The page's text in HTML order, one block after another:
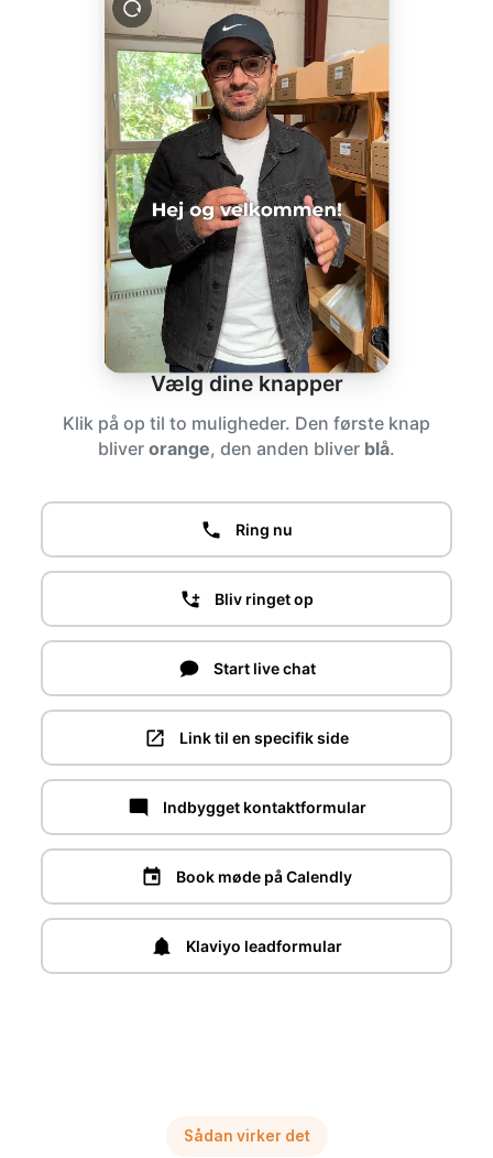
Navn
Email
Besked
Send besked
S
Hej, et øjeblik så skal jeg
være der!
10:28 PM
Vælg dine knapper
Klik på op til to muligheder. Den første knap
bliver orange, den anden bliver blå.
Ring nu
Bliv ringet op
Start live chat
Link til en specifik side
Indbygget kontaktformular
Book møde på Calendly
Klaviyo leadformular
Sådan virker det